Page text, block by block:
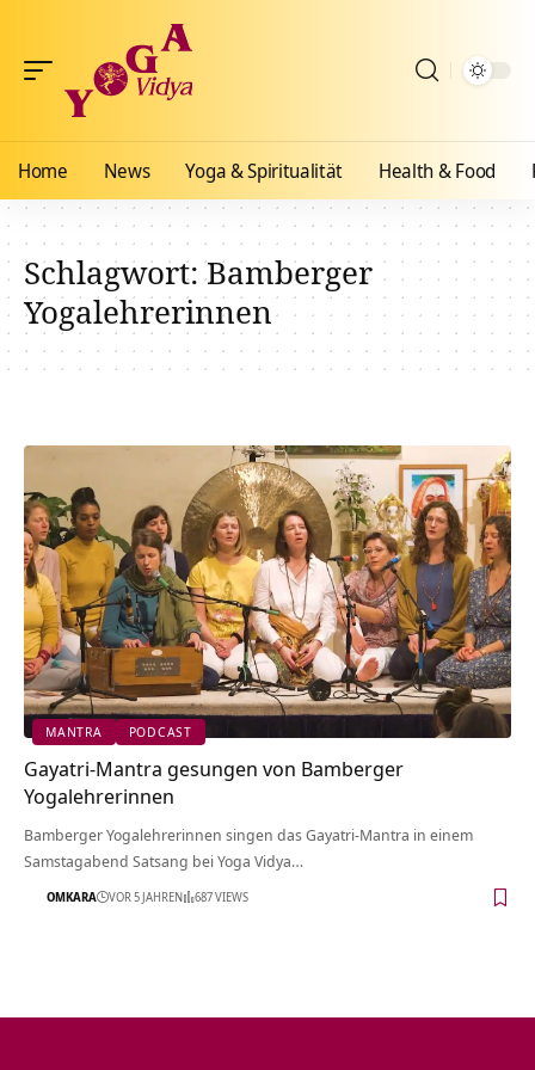
Home News Yoga & Spiritualität Health & Food
Schlagwort:Bamberger
Yogalehrerinnen
MANTRA PODCAST
Gayatri-Mantra gesungen von Bamberger
Yogalehrerinnen
Bamberger Yogalehrerinnen singen das Gayatri-Mantra in einem
Samstagabend Satsang bei Yoga Vidya…
OMKARA VOR 5 JAHREN 687 VIEWS